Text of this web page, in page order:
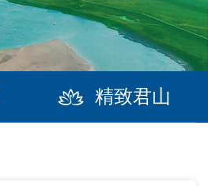
精致君山